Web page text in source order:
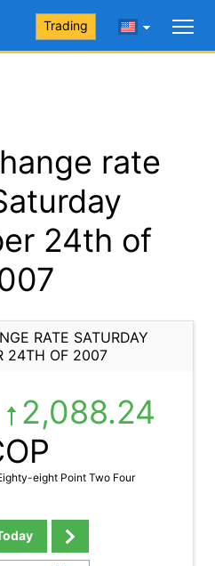
Trading
rate
24th of
RATE SATURDAY
24TH OF 2007
2,088.24
eight Point Two Four